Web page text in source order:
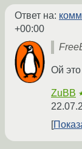
Ответ на:
+00:00
Ой
ZuBB